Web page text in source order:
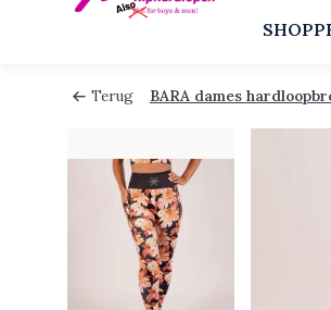
Terug BARA dames